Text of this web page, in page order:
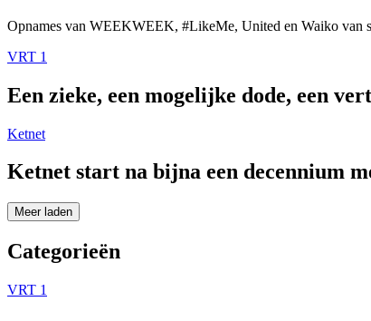
Opnames van WEEKWEEK, #LikeMe, United en Waiko van
VRT 1
Een zieke, een mogelijke dode, een
Ketnet
Ketnet start na bijna een decennium
Meer laden
Categorieën
VRT 1